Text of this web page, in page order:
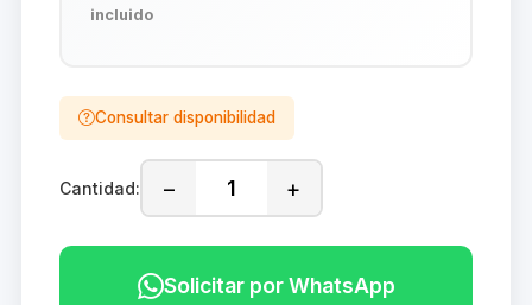
incluido
Consultar disponibilidad
Cantidad: − +
Solicitar por WhatsApp